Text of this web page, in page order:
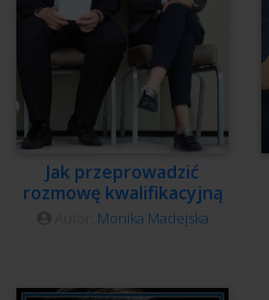
Jak przeprowadzić
rozmowę kwalifikacyjną
Monika Madejska